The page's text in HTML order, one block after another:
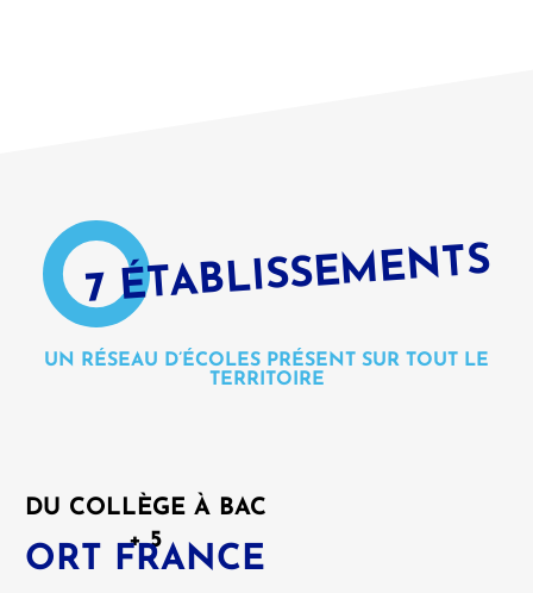
7 ÉTABLISSEMENTS
UN RÉSEAU D’ÉCOLES PRÉSENT SUR TOUT LE
TERRITOIRE
DU COLLÈGE À BAC
+ 5
ORT FRANCE